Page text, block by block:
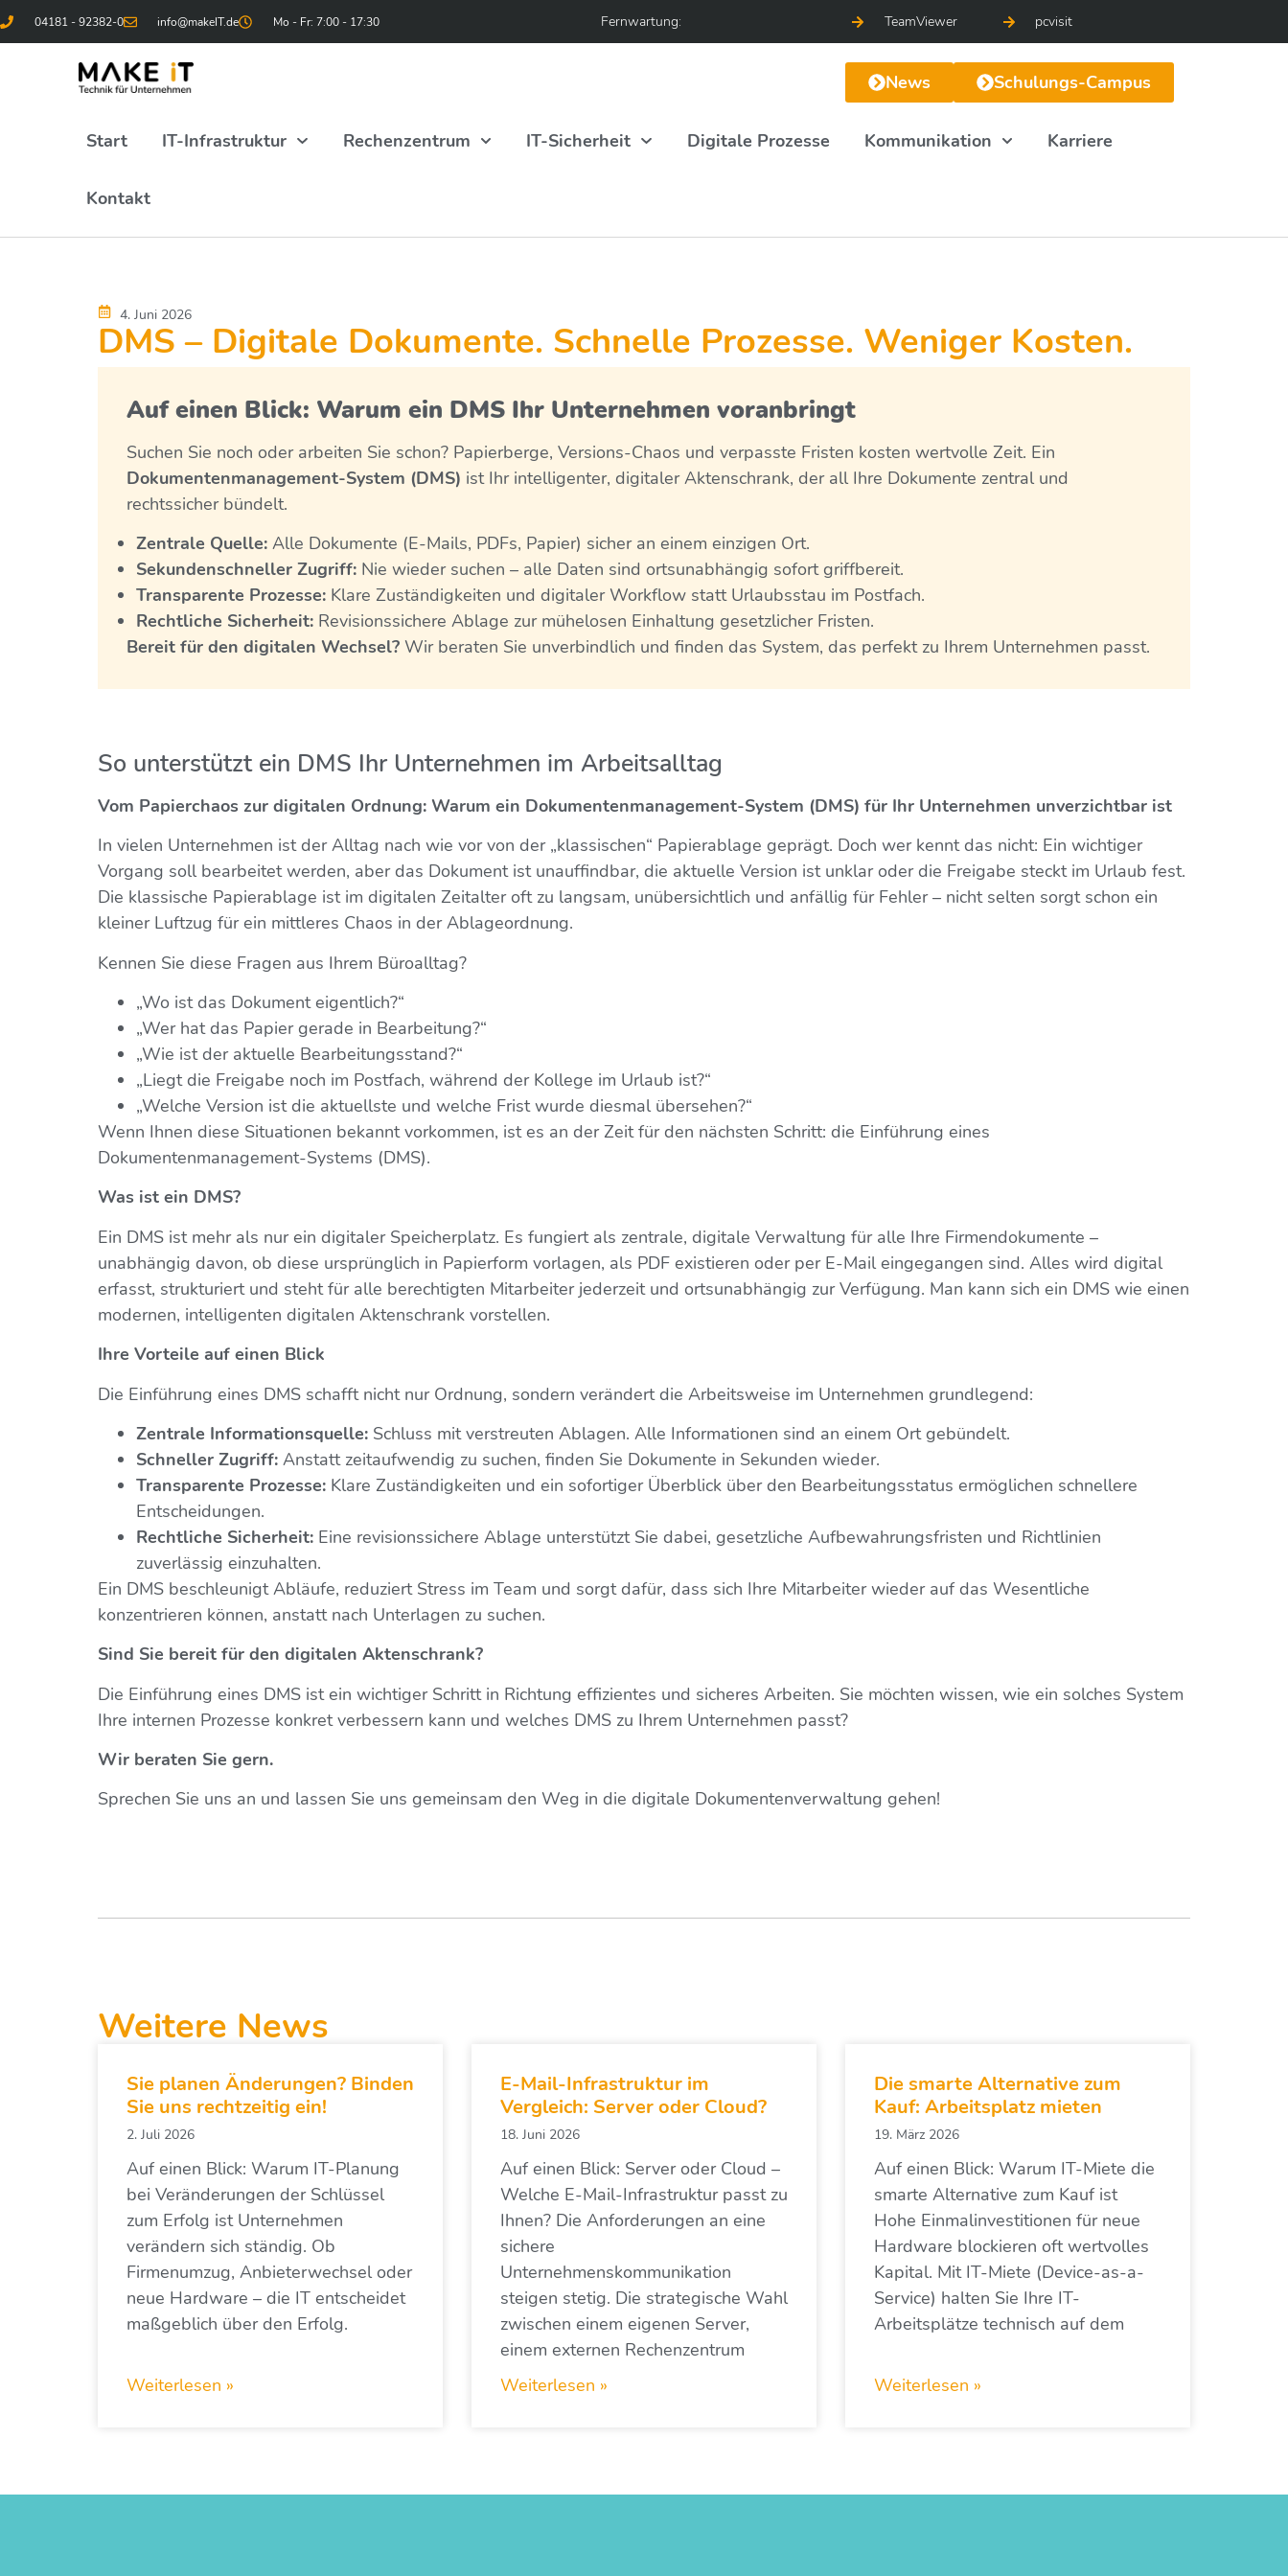
04181 - 92382-0 info@makeIT.de Mo - Fr: 7:00 - 17:30 Fernwartung: TeamViewer pcvisit
News Schulungs-Campus
Start IT-Infrastruktur Rechenzentrum IT-Sicherheit Digitale Prozesse Kommunikation Karriere
Kontakt
4. Juni 2026
DMS – Digitale Dokumente. Schnelle Prozesse. Weniger Kosten.
Auf einen Blick: Warum ein DMS Ihr Unternehmen voranbringt
Suchen Sie noch oder arbeiten Sie schon? Papierberge, Versions-Chaos und verpasste Fristen kosten wertvolle Zeit. Ein
Dokumentenmanagement-System (DMS) ist Ihr intelligenter, digitaler Aktenschrank, der all Ihre Dokumente zentral und
rechtssicher bündelt.
Zentrale Quelle: Alle Dokumente (E-Mails, PDFs, Papier) sicher an einem einzigen Ort.
Sekundenschneller Zugriff: Nie wieder suchen – alle Daten sind ortsunabhängig sofort griffbereit.
Transparente Prozesse: Klare Zuständigkeiten und digitaler Workflow statt Urlaubsstau im Postfach.
Rechtliche Sicherheit: Revisionssichere Ablage zur mühelosen Einhaltung gesetzlicher Fristen.
Bereit für den digitalen Wechsel? Wir beraten Sie unverbindlich und finden das System, das perfekt zu Ihrem Unternehmen passt.
So unterstützt ein DMS Ihr Unternehmen im Arbeitsalltag
Vom Papierchaos zur digitalen Ordnung: Warum ein Dokumentenmanagement-System (DMS) für Ihr Unternehmen unverzichtbar ist
In vielen Unternehmen ist der Alltag nach wie vor von der „klassischen“ Papierablage geprägt. Doch wer kennt das nicht: Ein wichtiger
Vorgang soll bearbeitet werden, aber das Dokument ist unauffindbar, die aktuelle Version ist unklar oder die Freigabe steckt im Urlaub fest.
Die klassische Papierablage ist im digitalen Zeitalter oft zu langsam, unübersichtlich und anfällig für Fehler – nicht selten sorgt schon ein
kleiner Luftzug für ein mittleres Chaos in der Ablageordnung.
Kennen Sie diese Fragen aus Ihrem Büroalltag?
„Wo ist das Dokument eigentlich?“
„Wer hat das Papier gerade in Bearbeitung?“
„Wie ist der aktuelle Bearbeitungsstand?“
„Liegt die Freigabe noch im Postfach, während der Kollege im Urlaub ist?“
„Welche Version ist die aktuellste und welche Frist wurde diesmal übersehen?“
Wenn Ihnen diese Situationen bekannt vorkommen, ist es an der Zeit für den nächsten Schritt: die Einführung eines
Dokumentenmanagement-Systems (DMS).
Was ist ein DMS?
Ein DMS ist mehr als nur ein digitaler Speicherplatz. Es fungiert als zentrale, digitale Verwaltung für alle Ihre Firmendokumente –
unabhängig davon, ob diese ursprünglich in Papierform vorlagen, als PDF existieren oder per E-Mail eingegangen sind. Alles wird digital
erfasst, strukturiert und steht für alle berechtigten Mitarbeiter jederzeit und ortsunabhängig zur Verfügung. Man kann sich ein DMS wie einen
modernen, intelligenten digitalen Aktenschrank vorstellen.
Ihre Vorteile auf einen Blick
Die Einführung eines DMS schafft nicht nur Ordnung, sondern verändert die Arbeitsweise im Unternehmen grundlegend:
Zentrale Informationsquelle: Schluss mit verstreuten Ablagen. Alle Informationen sind an einem Ort gebündelt.
Schneller Zugriff: Anstatt zeitaufwendig zu suchen, finden Sie Dokumente in Sekunden wieder.
Transparente Prozesse: Klare Zuständigkeiten und ein sofortiger Überblick über den Bearbeitungsstatus ermöglichen schnellere
Entscheidungen.
Rechtliche Sicherheit: Eine revisionssichere Ablage unterstützt Sie dabei, gesetzliche Aufbewahrungsfristen und Richtlinien
zuverlässig einzuhalten.
Ein DMS beschleunigt Abläufe, reduziert Stress im Team und sorgt dafür, dass sich Ihre Mitarbeiter wieder auf das Wesentliche
konzentrieren können, anstatt nach Unterlagen zu suchen.
Sind Sie bereit für den digitalen Aktenschrank?
Die Einführung eines DMS ist ein wichtiger Schritt in Richtung effizientes und sicheres Arbeiten. Sie möchten wissen, wie ein solches System
Ihre internen Prozesse konkret verbessern kann und welches DMS zu Ihrem Unternehmen passt?
Wir beraten Sie gern.
Sprechen Sie uns an und lassen Sie uns gemeinsam den Weg in die digitale Dokumentenverwaltung gehen!
Weitere News
Sie planen Änderungen? Binden
Sie uns rechtzeitig ein!
2. Juli 2026
Auf einen Blick: Warum IT-Planung
bei Veränderungen der Schlüssel
zum Erfolg ist Unternehmen
verändern sich ständig. Ob
Firmenumzug, Anbieterwechsel oder
neue Hardware – die IT entscheidet
maßgeblich über den Erfolg.
Weiterlesen »
E-Mail-Infrastruktur im
Vergleich: Server oder Cloud?
18. Juni 2026
Auf einen Blick: Server oder Cloud –
Welche E-Mail-Infrastruktur passt zu
Ihnen? Die Anforderungen an eine
sichere
Unternehmenskommunikation
steigen stetig. Die strategische Wahl
zwischen einem eigenen Server,
einem externen Rechenzentrum
Weiterlesen »
Die smarte Alternative zum
Kauf: Arbeitsplatz mieten
19. März 2026
Auf einen Blick: Warum IT-Miete die
smarte Alternative zum Kauf ist
Hohe Einmalinvestitionen für neue
Hardware blockieren oft wertvolles
Kapital. Mit IT-Miete (Device-as-a-
Service) halten Sie Ihre IT-
Arbeitsplätze technisch auf dem
Weiterlesen »